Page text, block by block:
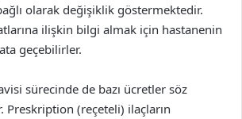
olarak değişiklik göstermektedir.
ilişkin bilgi almak için hastanenin
geçebilirler.
sürecinde de bazı ücretler söz
Preskription (reçeteli) ilaçların